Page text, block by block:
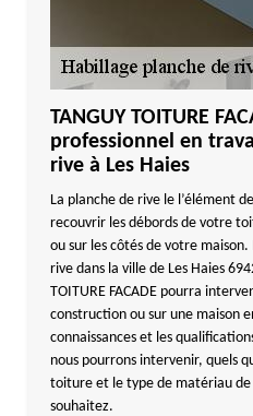
TANGUY TOITURE
professionnel en
rive à Les Haies
La planche de rive le l’élément
recouvrir les débords de votre
ou sur les côtés de votre
rive dans la ville de Les Haies
TOITURE FACADE pourra
construction ou sur une maison
connaissances et les
nous pourrons intervenir, quels
toiture et le type de matériau de
souhaitez.